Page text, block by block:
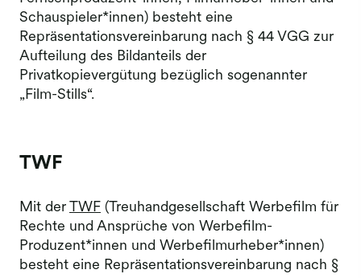
Schauspieler*innen) besteht eine
Repräsentationsvereinbarung nach § 44 VGG zur
Aufteilung des Bildanteils der
Privatkopievergütung bezüglich sogenannter
„Film-Stills“.
TWF
Mit der TWF (Treuhandgesellschaft Werbefilm für
Rechte und Ansprüche von Werbefilm-
Produzent*innen und Werbefilmurheber*innen)
besteht eine Repräsentationsvereinbarung nach §